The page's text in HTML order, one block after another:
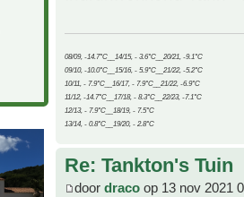
08/09, -14.7°C__14/15, - 3.6°C__20/21, -9.1°C
09/10, -10.0°C__15/16, - 5.9°C__21/22, -5.2°C
10/11, - 7.9°C__16/17, - 7.9°C__21/22, -6.9°C
11/12, -14.7°C__17/18, - 8.3°C__22/23, -7.1°C
12/13, - 7.9°C__18/19, - 7.5°C
13/14, - 0.8°C__19/20, - 2.8°C
Re: Tankton's Tuin
door draco op 13 nov 2021